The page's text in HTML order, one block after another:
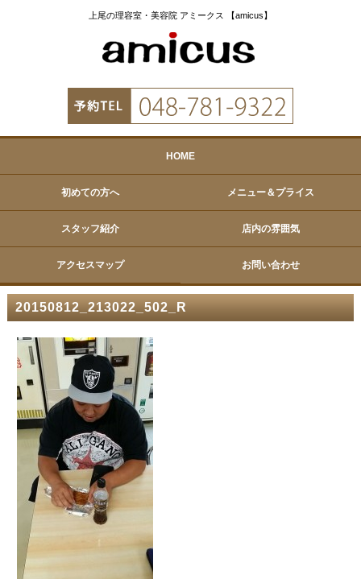
上尾の理容室・美容院 アミークス 【amicus】
HOME
初めての方へ メニュー＆プライス
スタッフ紹介 店内の雰囲気
アクセスマップ お問い合わせ
20150812_213022_502_R